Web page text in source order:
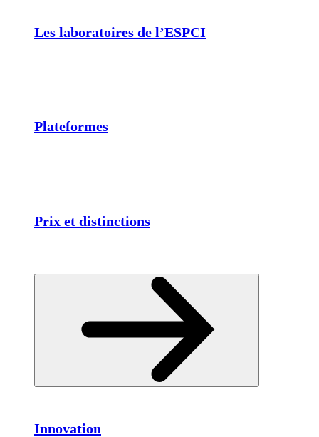
Les laboratoires de l’ESPCI
Plateformes
Prix et distinctions
Innovation